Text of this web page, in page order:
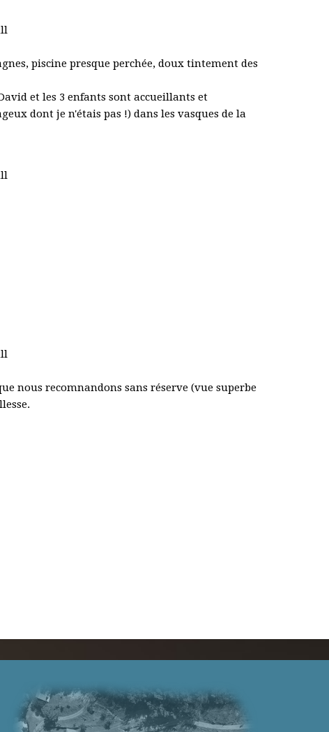
piscine presque perchée, doux tintement des
et les 3 enfants sont accueillants et
dont je n'étais pas !) dans les vasques de la
nous recomnandons sans réserve (vue superbe